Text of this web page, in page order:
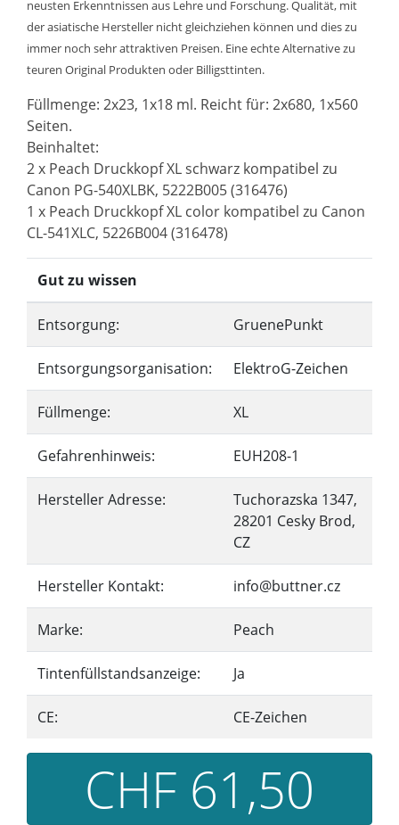
neusten Erkenntnissen aus Lehre und Forschung. Qualität, mit
der asiatische Hersteller nicht gleichziehen können und dies zu
immer noch sehr attraktiven Preisen. Eine echte Alternative zu
teuren Original Produkten oder Billigsttinten.
Füllmenge: 2x23, 1x18 ml. Reicht für: 2x680, 1x560
Seiten.
Beinhaltet:
2 x Peach Druckkopf XL schwarz kompatibel zu
Canon PG-540XLBK, 5222B005 (316476)
1 x Peach Druckkopf XL color kompatibel zu Canon
CL-541XLC, 5226B004 (316478)
Gut zu wissen
Entsorgung: GruenePunkt
Entsorgungsorganisation: ElektroG-Zeichen
Füllmenge: XL
Gefahrenhinweis: EUH208-1
Hersteller Adresse:
Tuchorazska 1347,
28201 Cesky Brod,
CZ
Hersteller Kontakt: info@buttner.cz
Marke: Peach
Tintenfüllstandsanzeige: Ja
CE: CE-Zeichen
CHF 61,50